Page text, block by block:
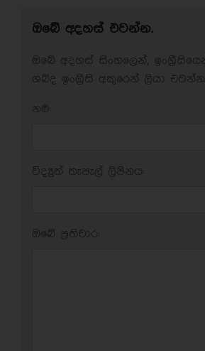
ඔබේ අදහස් එවන්න.